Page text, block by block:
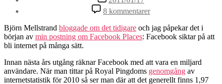
8 kommentarertill
Facebook
är
internet
Björn Mellstrand bloggade om det tidigare och jag påpekar det i
början av min postning om Facebook Places: Facebook siktar på att
bli internet på många sätt.
Innan nästa års utgång räknar Facebook med att vara en miljard
användare. När man tittar på Royal Pingdoms genomgång av
internetstatistik för 2010 så ser man där att det generellt finns 1,97